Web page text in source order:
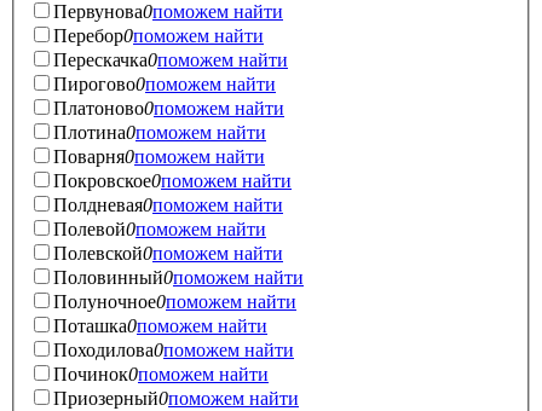
Первунова0поможем найти
Перебор0поможем найти
Перескачка0поможем найти
Пирогово0поможем найти
Платоново0поможем найти
Плотина0поможем найти
Поварня0поможем найти
Покровское0поможем найти
Полдневая0поможем найти
Полевой0поможем найти
Полевской0поможем найти
Половинный0поможем найти
Полуночное0поможем найти
Поташка0поможем найти
Походилова0поможем найти
Починок0поможем найти
Приозерный0поможем найти